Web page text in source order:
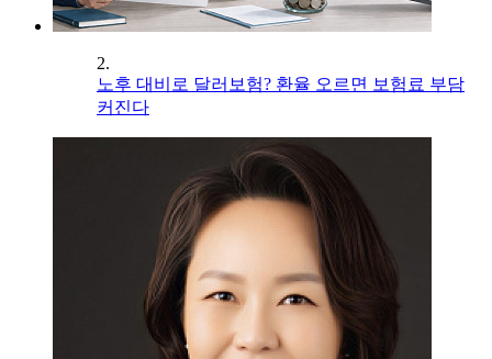
2.
노후 대비로 달러보험? 환율 오르면 보험료 부담
커진다